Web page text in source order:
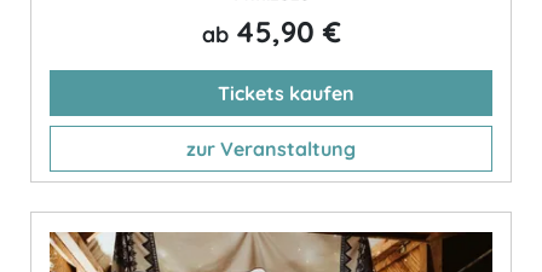
ab 45,90 €
Tickets kaufen
zur Veranstaltung